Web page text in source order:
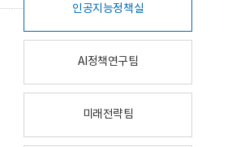
인공지능정책실
AI정책연구팀
미래전략팀